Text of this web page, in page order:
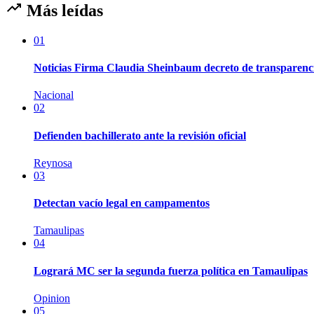
Más leídas
01
Noticias Firma Claudia Sheinbaum decreto de
Nacional
02
Defienden bachillerato ante la revisión oficial
Reynosa
03
Detectan vacío legal en campamentos
Tamaulipas
04
Logrará MC ser la segunda fuerza política en Tamaulipas
Opinion
05